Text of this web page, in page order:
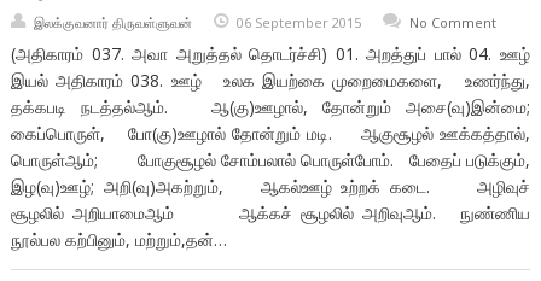
இலக்குவனார் திருவள்ளுவன் 06 September 2015 No Comment
(அதிகாரம் 037. அவா அறுத்தல் தொடர்ச்சி) 01. அறத்துப் பால் 04. ஊழ்
இயல் அதிகாரம் 038. ஊழ் உலக இயற்கை முறைமைகளை, உணர்ந்து,
தக்கபடி நடத்தல்ஆம். ஆ(கு)ஊழால், தோன்றும் அசை(வு)இன்மை;
கைப்பொருள், போ(கு)ஊழால் தோன்றும் மடி. ஆகுசூழல் ஊக்கத்தால்,
பொருள்ஆம்; போகுசூழல் சோம்பலால் பொருள்போம். பேதைப் படுக்கும்,
இழ(வு)ஊழ்; அறி(வு)அகற்றும், ஆகல்ஊழ் உற்றக் கடை. அழிவுச்
சூழலில் அறியாமைஆம் ஆக்கச் சூழலில் அறிவுஆம். நுண்ணிய
நூல்பல கற்பினும், மற்றும்,தன்…